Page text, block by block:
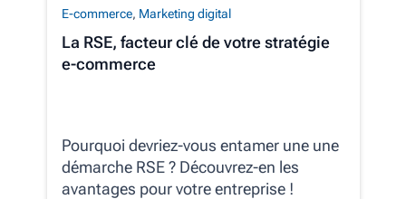
E-commerce, Marketing digital
La RSE, facteur clé de votre stratégie
e-commerce
Pourquoi devriez-vous entamer une une
démarche RSE ? Découvrez-en les
avantages pour votre entreprise !